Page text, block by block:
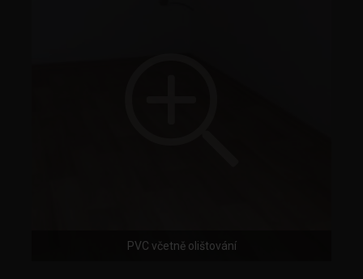
PVC včetně olištování